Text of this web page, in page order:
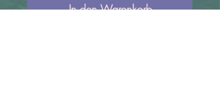
In den Warenkorb